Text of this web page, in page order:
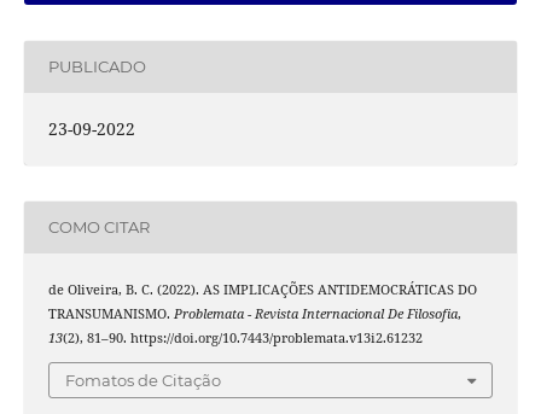
PUBLICADO
23-09-2022
COMO CITAR
de Oliveira, B. C. (2022). AS IMPLICAÇÕES ANTIDEMOCRÁTICAS DO
TRANSUMANISMO. Problemata - Revista Internacional De Filosofia,
13(2), 81–90. https://doi.org/10.7443/problemata.v13i2.61232
Fomatos de Citação